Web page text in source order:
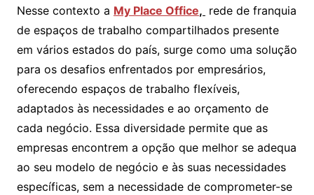
Nesse contexto a My Place Office, rede de franquia
de espaços de trabalho compartilhados presente
em vários estados do país, surge como uma solução
para os desafios enfrentados por empresários,
oferecendo espaços de trabalho flexíveis,
adaptados às necessidades e ao orçamento de
cada negócio. Essa diversidade permite que as
empresas encontrem a opção que melhor se adequa
ao seu modelo de negócio e às suas necessidades
específicas, sem a necessidade de comprometer-se